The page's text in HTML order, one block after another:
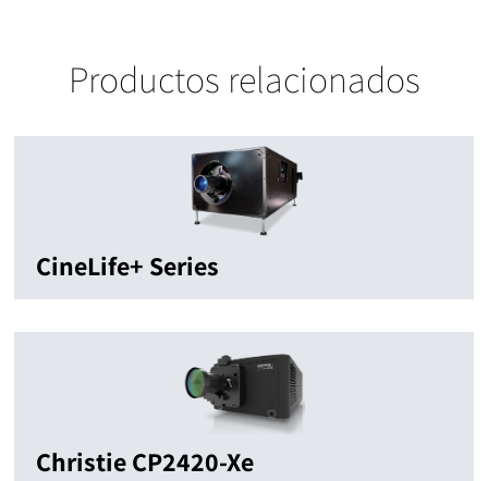
Productos relacionados
CineLife+ Series
Christie CP2420-Xe